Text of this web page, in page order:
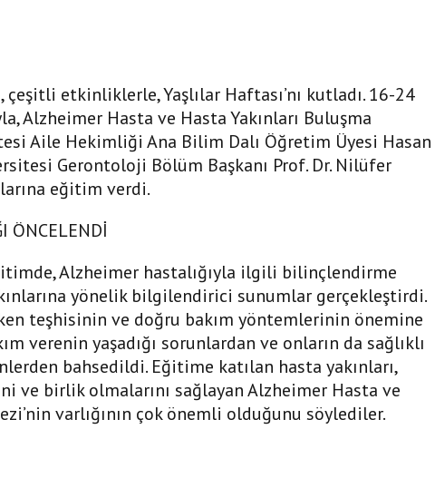
etkinliklerle, Yaşlılar Haftası’nı kutladı. 16-24
Alzheimer Hasta ve Hasta Yakınları Buluşma
Aile Hekimliği Ana Bilim Dalı Öğretim Üyesi Hasan
Gerontoloji Bölüm Başkanı Prof. Dr. Nilüfer
eğitim verdi.
ÖNCELENDİ
Alzheimer hastalığıyla ilgili bilinçlendirme
yönelik bilgilendirici sunumlar gerçekleştirdi.
teşhisinin ve doğru bakım yöntemlerinin önemine
verenin yaşadığı sorunlardan ve onların da sağlıklı
bahsedildi. Eğitime katılan hasta yakınları,
ve birlik olmalarını sağlayan Alzheimer Hasta ve
varlığının çok önemli olduğunu söylediler.